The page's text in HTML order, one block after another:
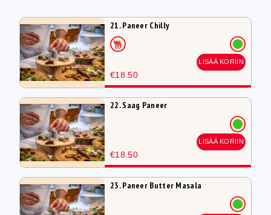
21. Paneer Chilly
€18.50
LISÄÄ KORIIN
22. Saag Paneer
€18.50
LISÄÄ KORIIN
23. Paneer Butter Masala